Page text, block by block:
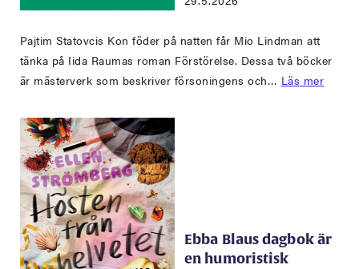
Pajtim Statovcis Kon föder på natten får Mio Lindman att
tänka på Iida Raumas roman Förstörelse. Dessa två böcker
är mästerverk som beskriver försoningens och… Läs mer
Ebba Blaus dagbok är
en humoristisk